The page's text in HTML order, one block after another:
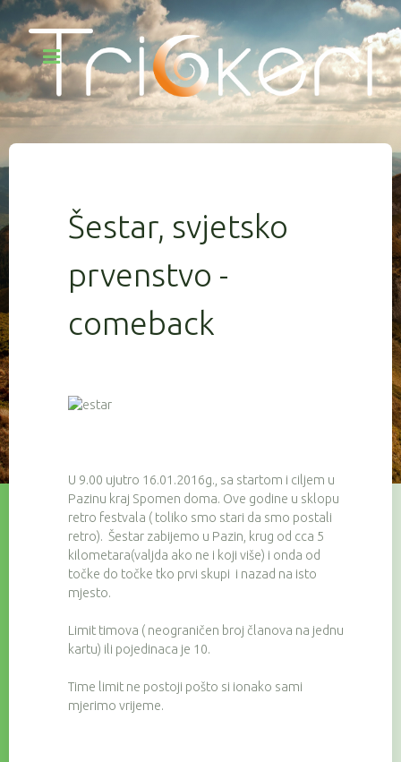
Šestar, svjetsko
prvenstvo -
comeback
U 9.00 ujutro 16.01.2016g., sa startom i ciljem u
Pazinu kraj Spomen doma. Ove godine u sklopu
retro festvala ( toliko smo stari da smo postali
retro). Šestar zabijemo u Pazin, krug od cca 5
kilometara(valjda ako ne i koji više) i onda od
točke do točke tko prvi skupi i nazad na isto
mjesto.
Limit timova ( neograničen broj članova na jednu
kartu) ili pojedinaca je 10.
Time limit ne postoji pošto si ionako sami
mjerimo vrijeme.